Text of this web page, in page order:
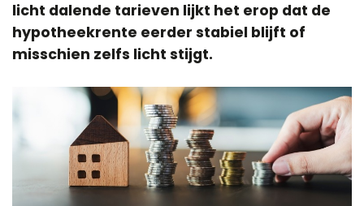
licht dalende tarieven lijkt het erop dat de
hypotheekrente eerder stabiel blijft of
misschien zelfs licht stijgt.